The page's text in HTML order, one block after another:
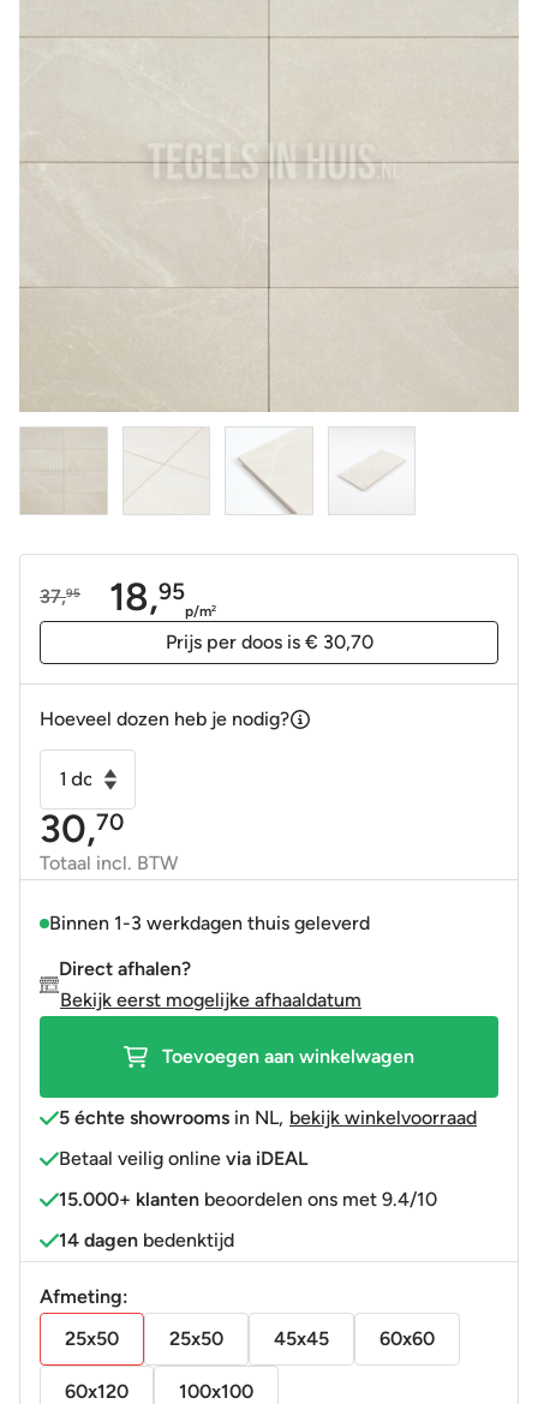
37,95
Oorspronkelijke
18,95
Huidige
p/m2
Prijs per doos is € 30,70
Hoeveel dozen heb je nodig?
Pietra
Bo
beige
mat
25x50
30,70
Totaal incl. BTW
Binnen 1-3 werkdagen thuis geleverd
Direct afhalen?
Bekijk eerst mogelijke afhaaldatum
Toevoegen aan winkelwagen
5 échte showrooms in NL, bekijk winkelvoorraad
Betaal veilig online via iDEAL
15.000+ klanten beoordelen ons met 9.4/10
14 dagen bedenktijd
Afmeting:
25x50
25x50 45x45 60x60
60x120 100x100